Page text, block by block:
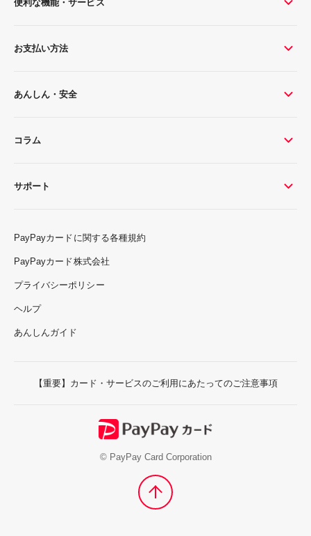
便利な機能・サービス
お支払い方法
あんしん・安全
コラム
サポート
PayPayカードに関する各種規約
PayPayカード株式会社
プライバシーポリシー
ヘルプ
あんしんガイド
【重要】カード・サービスのご利用にあたってのご注意事項
© PayPay Card Corporation